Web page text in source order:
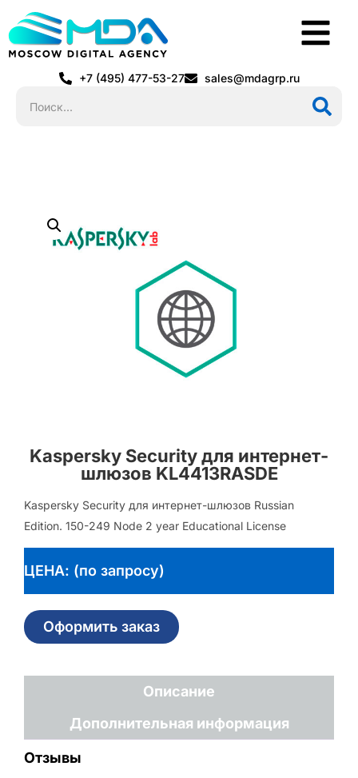
+7 (495) 477-53-27 sales@mdagrp.ru
Kaspersky Security для интернет-
шлюзов KL4413RASDE
Kaspersky Security для интернет-шлюзов Russian
Edition. 150-249 Node 2 year Educational License
ЦЕНА: (по запросу)
Оформить заказ
Описание
Дополнительная информация
Отзывы